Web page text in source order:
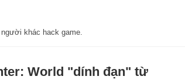
khác hack game.
World "dính đạn" từ